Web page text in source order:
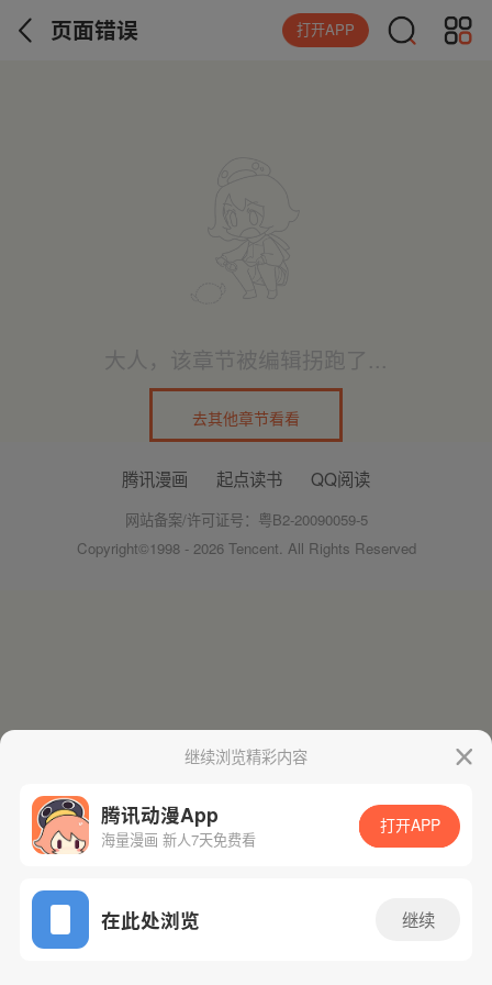
页面错误 打开APP
大人，该章节被编辑拐跑了...
去其他章节看看
继续浏览精彩内容
腾讯动漫App
海量漫画 新人7天免费看
打开APP
在此处浏览 继续
腾讯漫画 起点读书 QQ阅读
网站备案/许可证号：粤B2-20090059-5
Copyright©1998 - 2026 Tencent. All Rights Reserved